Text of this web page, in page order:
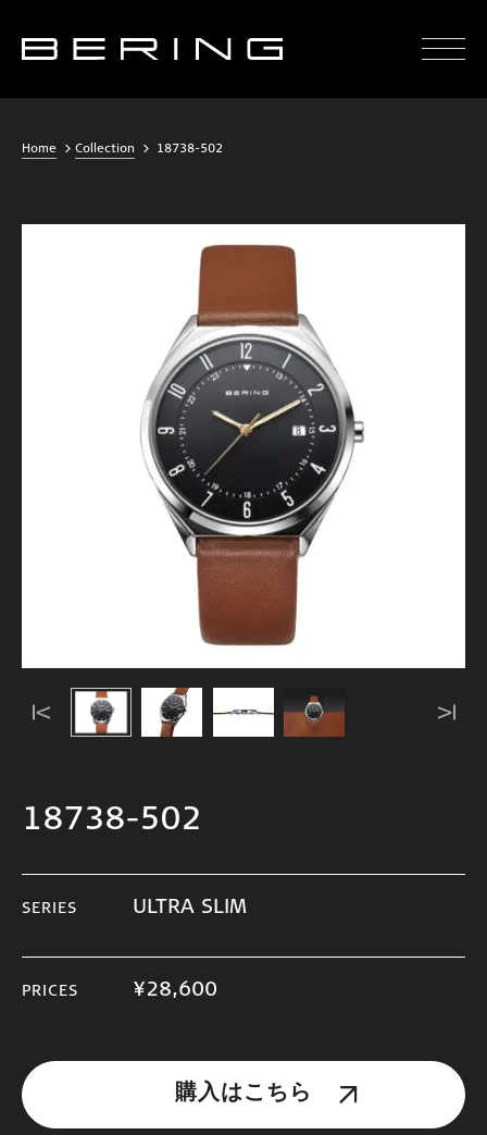
Home Collection 18738-502
18738-502
SERIES ULTRA SLIM
PRICES ¥28,600
購入はこちら